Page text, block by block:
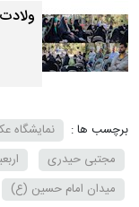
برچسب ها : نمایشگاه
مجتبی حیدری
میدان امام حسین (ع)